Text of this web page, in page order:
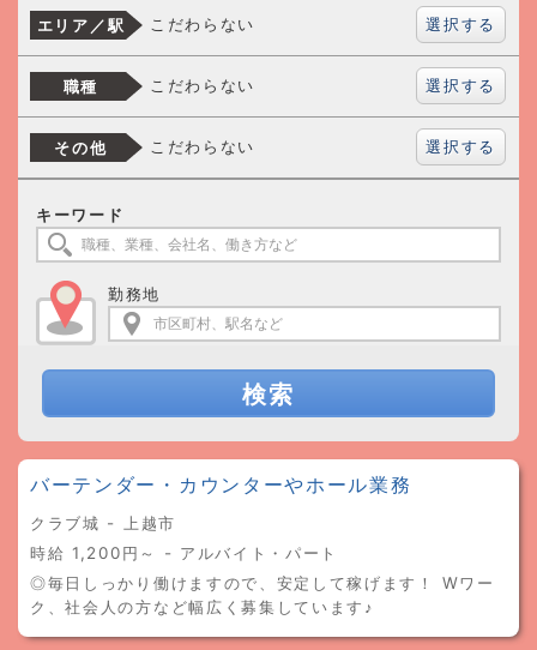
エリア／駅 こだわらない 選択する
職種 こだわらない 選択する
その他 こだわらない 選択する
キーワード
勤務地
検索
バーテンダー・カウンターやホール業務
クラブ城 - 上越市
時給 1,200円～ - アルバイト・パート
◎毎日しっかり働けますので、安定して稼げます！ Wワー
ク、社会人の方など幅広く募集しています♪